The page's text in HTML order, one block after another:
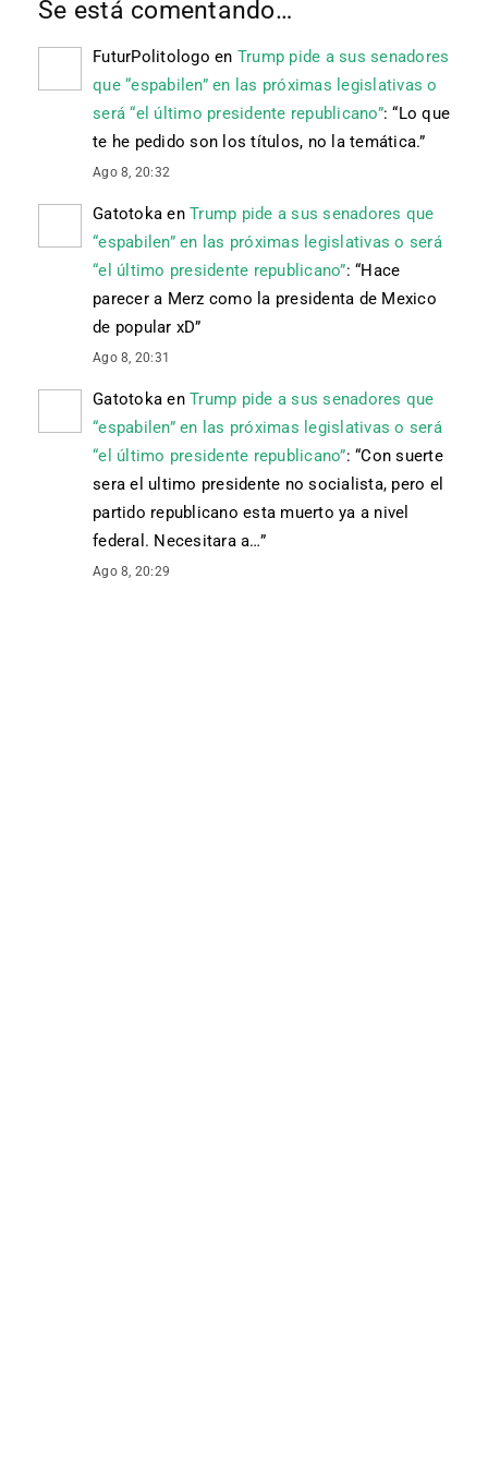
Se está comentando…
FuturPolitologo en Trump pide a sus senadores
que “espabilen” en las próximas legislativas o
será “el último presidente republicano”: “Lo que
te he pedido son los títulos, no la temática.”
Ago 8, 20:32
Gatotoka en Trump pide a sus senadores que
“espabilen” en las próximas legislativas o será
“el último presidente republicano”: “Hace
parecer a Merz como la presidenta de Mexico
de popular xD”
Ago 8, 20:31
Gatotoka en Trump pide a sus senadores que
“espabilen” en las próximas legislativas o será
“el último presidente republicano”: “Con suerte
sera el ultimo presidente no socialista, pero el
partido republicano esta muerto ya a nivel
federal. Necesitara a…”
Ago 8, 20:29